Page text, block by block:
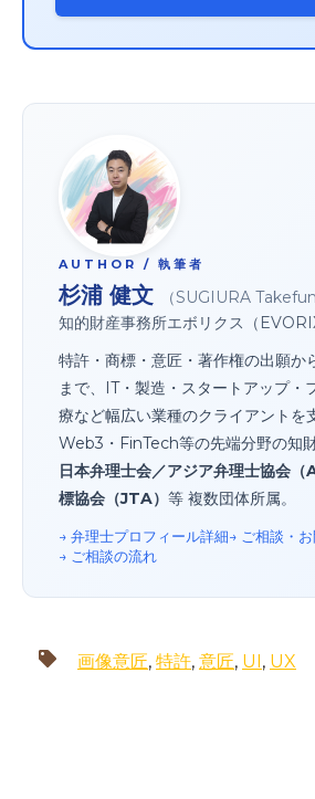
AUTHOR / 執筆者
杉浦 健文
（SUGIURA
知的財産事務所エボリクス（
特許・商標・意匠・著作権の出願か
まで、IT・製造・スタートアップ・
療など幅広い業種のクライアントを
Web3・FinTech等の先端分野の知財
日本弁理士会／アジア弁理士協会
標協会（JTA） 等 複数団体所属。
→ 弁理士プロフィール詳細→ ご相談・
→ ご相談の流れ
画像意匠, 特許, 意匠, UI, UX